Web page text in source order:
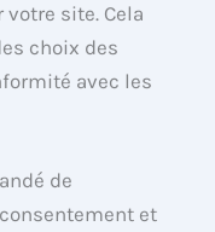
site. Cela
choix des
avec les
de
et